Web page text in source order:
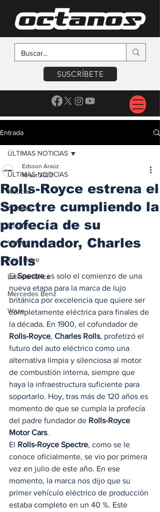
SUSCRÍBETE
Entrada
ÚLTIMAS NOTICIAS
Noticias
A Motor
Locales
Voltaje
Test Drive
Latinoamérica
Mercedes Benz
Waze
ÚLTIMAS NOTICIAS
Rolls-Royce estrena el
Spectre cumpliendo la
profecía de su
cofundador, Charles
Rolls
Edsson Araúz
18 oct 2022
El Spectre es solo el comienzo de una
nueva etapa para la marca de lujo
británica por excelencia que quiere ser
completamente eléctrica para finales de
la década. En 1900, el cofundador de
Rolls-Royce, Charles Rolls, profetizó el
futuro del auto eléctrico como una
alternativa limpia y silenciosa al motor
de combustión interna, siempre que
haya la infraestructura suficiente para
soportarlo. Hoy, tras más de 120 años es
momento de que se cumpla la profecía
del padre fundador de Rolls-Royce
Motor Cars.
El Rolls-Royce Spectre, como se le
conoce oficialmente, se vio por primera
vez en julio de este año. En ese
momento, la marca nos dijo que su
primer vehículo eléctrico de producción
estaba completo en un 40 %. Este